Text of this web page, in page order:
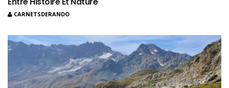
CARNETSDERANDO